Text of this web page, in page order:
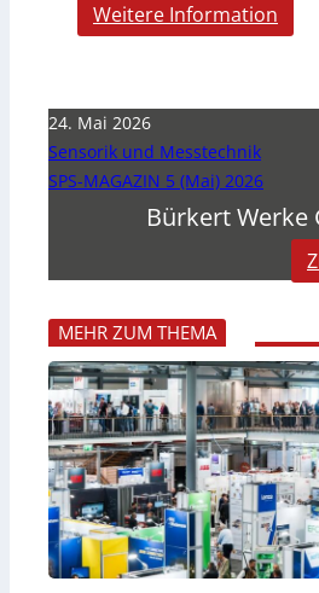
Weitere Information
24. Mai 2026
Sensorik und Messtechnik
SPS-MAGAZIN 5 (Mai) 2026
Bürkert Werke
MEHR ZUM THEMA